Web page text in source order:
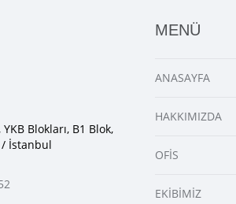
Blokları, B1 Blok,
/ İstanbul
MENÜ
ANASAYFA
HAKKIMIZDA
OFİS
EKİBİMİZ